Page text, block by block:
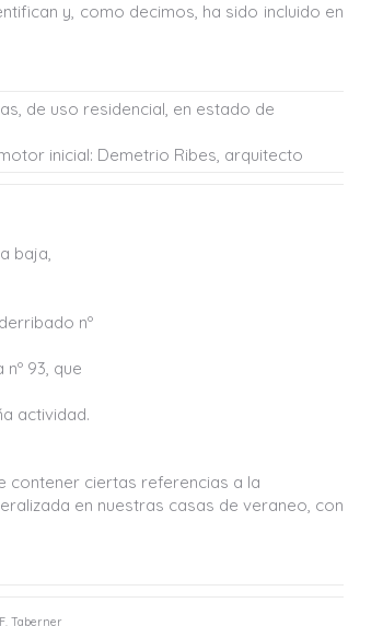
y, como decimos, ha sido incluido en
de uso residencial, en estado de
inicial: Demetrio Ribes, arquitecto
baja,
nº
93, que
actividad.
contener ciertas referencias a la
en nuestras casas de veraneo, con
Taberner